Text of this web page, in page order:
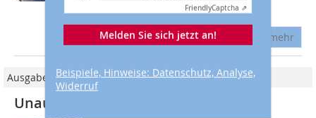
FriendlyCaptcha ⇗
Melden Sie sich jetzt an!
Beispiele, Hinweise: Datenschutz, Analyse,
Widerruf
den Solarziegel von Nelskamp...
mehr
Ausgabe 07/2013
Unauffällige Photovoltaikmodule